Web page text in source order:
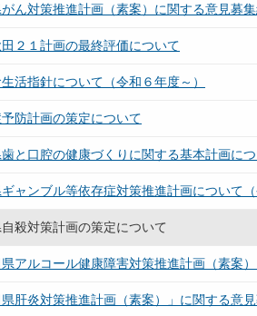
ん対策推進計画（素案）に関する意見募
２１計画の最終評価について
活指針について（令和６年度～）
防計画の策定について
と口腔の健康づくりに関する基本計画に
ャンブル等依存症対策推進計画について（
殺対策計画の策定について
県アルコール健康障害対策推進計画（素案
県肝炎対策推進計画（素案）」に関する意